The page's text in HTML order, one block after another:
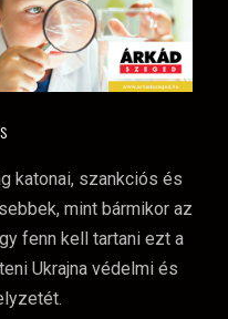
katonai, szankciós és
mint bármikor az
fenn kell tartani ezt a
Ukrajna védelmi és